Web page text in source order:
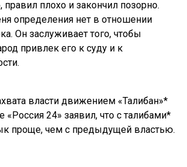
правил плохо и закончил позорно.
определения нет в отношении
Он заслуживает того, чтобы
привлек его к суду и к
власти движением «Талибан»*
«Россия 24» заявил, что с талибами*
проще, чем с предыдущей властью.